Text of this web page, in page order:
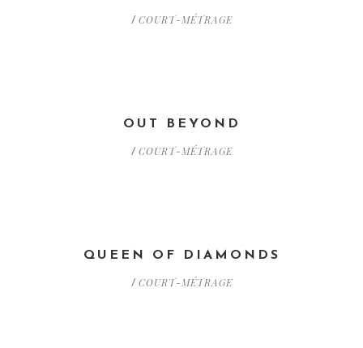
/ COURT-MÉTRAGE
OUT BEYOND
/ COURT-MÉTRAGE
QUEEN OF DIAMONDS
/ COURT-MÉTRAGE